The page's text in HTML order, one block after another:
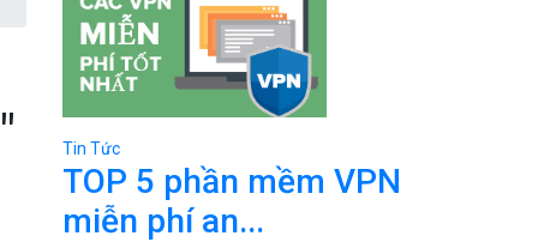
Tin Tức
TOP 5 phần mềm VPN
miễn phí an...